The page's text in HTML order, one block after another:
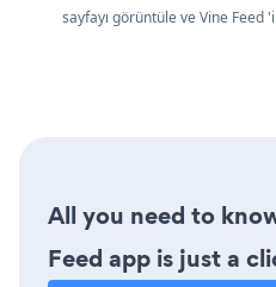
sayfayı görüntüle ve Vine Feed
All you need to
Feed app is just a